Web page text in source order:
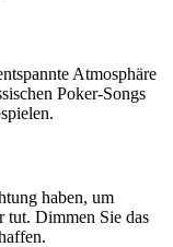
Atmosphäre
Poker-Songs
haben, um
tut. Dimmen Sie das